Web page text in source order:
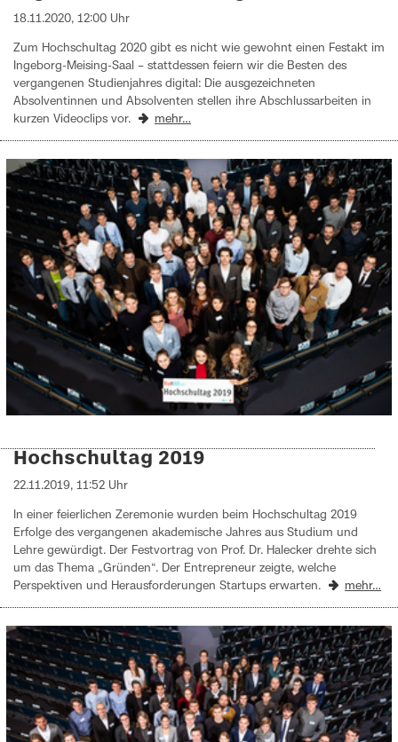
18.11.2020, 12:00 Uhr
Zum Hochschultag 2020 gibt es nicht wie gewohnt einen Festakt im
Ingeborg-Meising-Saal – stattdessen feiern wir die Besten des
vergangenen Studienjahres digital: Die ausgezeichneten
Absolventinnen und Absolventen stellen ihre Abschlussarbeiten in
kurzen Videoclips vor.
mehr…
Hochschultag 2019
22.11.2019, 11:52 Uhr
In einer feierlichen Zeremonie wurden beim Hochschultag 2019
Erfolge des vergangenen akademische Jahres aus Studium und
Lehre gewürdigt. Der Festvortrag von Prof. Dr. Halecker drehte sich
um das Thema „Gründen“. Der Entrepreneur zeigte, welche
Perspektiven und Herausforderungen Startups erwarten.
mehr…